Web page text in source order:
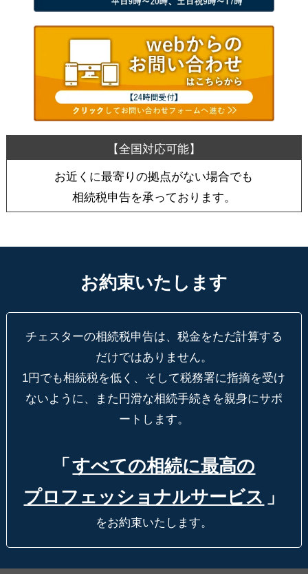
お近くに最寄りの拠点がない場合でも
相続税申告を承っております。
お約束いたします
チェスターの相続税申告は、税金をただ計算する
だけではありません。
1円でも相続税を低く、そして税務署に指摘を受け
ないように、
また円滑な相続手続きを親身にサポ
ートします。
「 すべての相続に最高の
プロフェッショナルサービス 」
をお約束いたします。